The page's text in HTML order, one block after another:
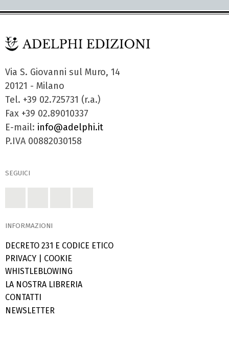
Via S. Giovanni sul Muro, 14
20121 - Milano
Tel. +39 02.725731 (r.a.)
Fax +39 02.89010337
E-mail: info@adelphi.it
P.IVA 00882030158
SEGUICI
INFORMAZIONI
DECRETO 231 E CODICE ETICO
PRIVACY
COOKIE
WHISTLEBLOWING
LA NOSTRA LIBRERIA
CONTATTI
NEWSLETTER